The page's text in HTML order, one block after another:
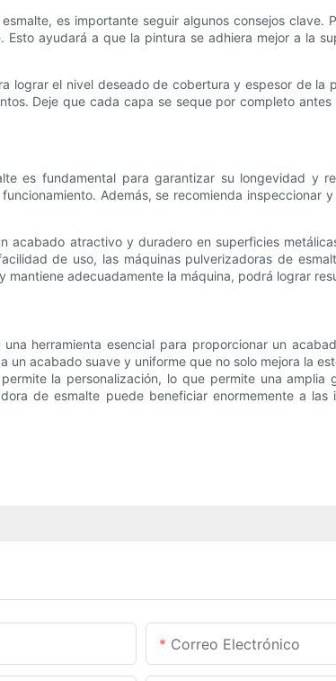
es importante seguir algunos consejos
ayudará a que la pintura se adhiera mejor a la
lograr el nivel deseado de cobertura y espesor de
Deje que cada capa se seque por completo
es fundamental para garantizar su longevidad y
Además, se recomienda
acabado atractivo y duradero en superficies
de uso, las máquinas pulverizadoras de
mantiene adecuadamente la máquina, podrá lograr
herramienta esencial para proporcionar un
acabado suave y uniforme que no solo mejora la
la personalización, lo que permite una
de esmalte puede beneficiar enormemente a
Correo Electrónico